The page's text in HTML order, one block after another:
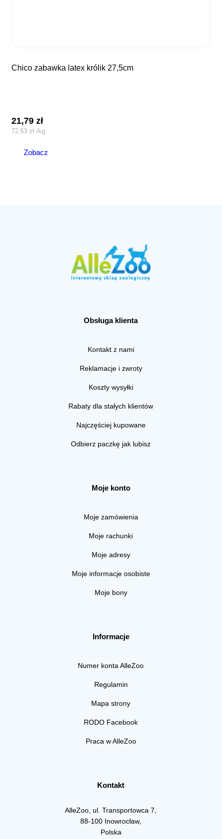
chico zabawka latex królik 27,5cm
21,79zł
72,63zł /kg
Zobacz
Obsługa klienta
Kontakt z nami
Reklamacje i zwroty
Koszty wysyłki
Rabaty dla stałych klientów
Najczęściej kupowane
Odbierz paczkę jak lubisz
Moje konto
Moje zamówienia
Moje rachunki
Moje adresy
Moje informacje osobiste
Moje bony
Informacje
Numer konta AlleZoo
Regulamin
Mapa strony
RODO Facebook
Praca w AlleZoo
Kontakt
AlleZoo, ul. Transportowca 7,
88-100 Inowrocław,
Polska